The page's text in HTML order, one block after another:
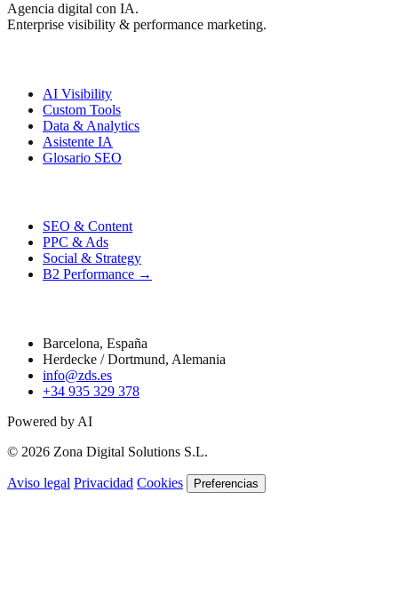
Agencia digital con IA.
Enterprise visibility & performance marketing.
AI Visibility
Custom Tools
Data & Analytics
Asistente IA
Glosario SEO
SEO & Content
PPC & Ads
Social & Strategy
B2 Performance →
Barcelona, España
Herdecke / Dortmund, Alemania
info@zds.es
+34 935 329 378
Powered by AI
© 2026 Zona Digital Solutions S.L.
Aviso legal Privacidad Cookies Preferencias